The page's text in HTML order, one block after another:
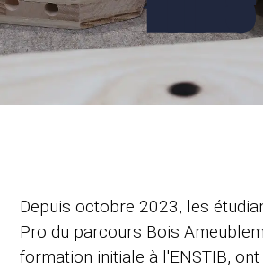
Depuis octobre 2023, les
Pro du parcours Bois
formation initiale à l'ENSTIB,